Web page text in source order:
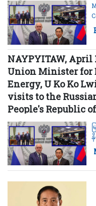
NAYPYITAW, April
Union Minister for
Energy, U Ko Ko
visits to the
People's Republic
to secure the
position Myanmar
in Southeast Asia.